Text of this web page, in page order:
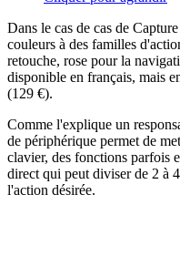
Dans le cas de cas de
couleurs à des familles
retouche, rose pour la
disponible en français, mais
(129 €).
Comme l'explique un
de périphérique permet de
clavier, des fonctions parfois
direct qui peut diviser de 2 à
l'action désirée.